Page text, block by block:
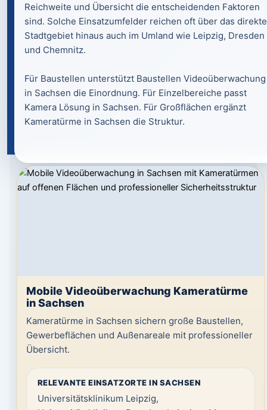
Reichweite und Übersicht die entscheidenden Faktoren
sind. Solche Einsatzumfelder reichen oft über das direkte
Stadtgebiet hinaus auch im Umland wie Leipzig, Dresden
und Chemnitz.
Für Baustellen unterstützt Baustellen Videoüberwachung
in Sachsen die Einordnung. Für Einzelbereiche passt
Kamera Lösung in Sachsen. Für Großflächen ergänzt
Kameratürme in Sachsen die Struktur.
Mobile Videoüberwachung Kameratürme
in Sachsen
Kameratürme in Sachsen sichern große Baustellen,
Gewerbeflächen und Außenareale mit professioneller
Übersicht.
RELEVANTE EINSATZORTE IN SACHSEN
Universitätsklinikum Leipzig,